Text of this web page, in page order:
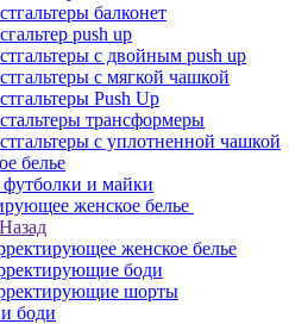
балконет
push up
с двойным push up
с мягкой чашкой
Push Up
трансформеры
с уплотненной чашкой
белье
и майки
женское белье
Назад
женское белье
боди
шорты
боди